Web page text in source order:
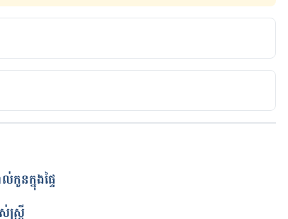
personal-care/asbestos-in-makeup/
Causing Asbestos in Talc-based Cosmetics
ewg-commissioned-tests-finds-cancer-
កូនក្នុងផ្ទៃ
ស្រ្តី